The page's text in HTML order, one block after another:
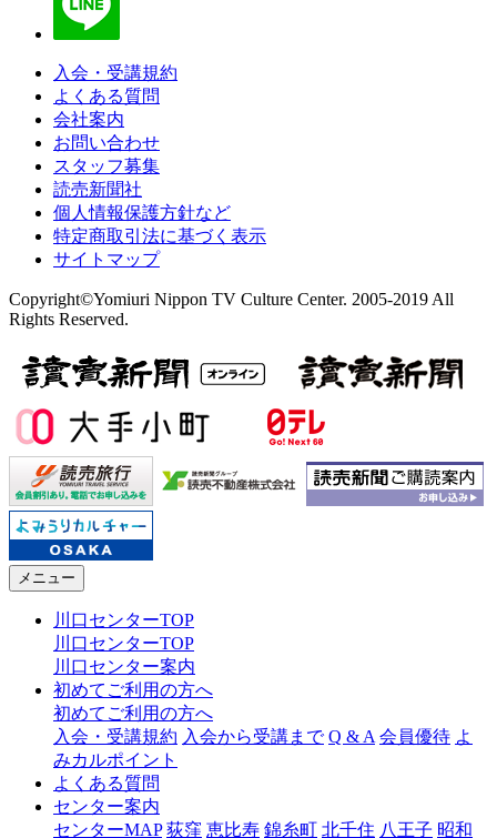
入会・受講規約
よくある質問
会社案内
お問い合わせ
スタッフ募集
読売新聞社
個人情報保護方針など
特定商取引法に基づく表示
サイトマップ
Copyright©Yomiuri Nippon TV Culture Center. 2005-2019 All
Rights Reserved.
メニュー
川口センターTOP
川口センターTOP
川口センター案内
初めてご利用の方へ
初めてご利用の方へ
入会・受講規約 入会から受講まで Q & A 会員優待 よ
みカルポイント
よくある質問
センター案内
センターMAP 荻窪 恵比寿 錦糸町 北千住 八王子 昭和